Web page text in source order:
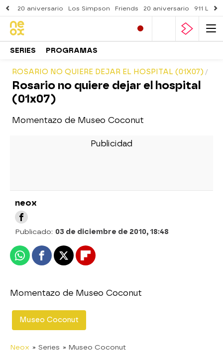
20 aniversario Los Simpson Friends 20 aniversario 911
SERIES PROGRAMAS
ROSARIO NO QUIERE DEJAR EL HOSPITAL (01X07)
Rosario no quiere dejar el hospital
(01x07)
Momentazo de Museo Coconut
neox
Publicado: 03 de diciembre de 2010, 18:48
WhatsappFacebook
X Flipboard
Momentazo de Museo Coconut
Museo Coconut
Neox » Series » Museo Coconut